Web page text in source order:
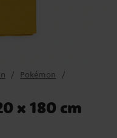
Pokémon
x 180 cm